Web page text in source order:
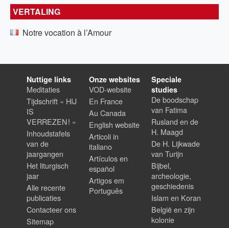
VERTALING
Notre vocation à l’Amour
Nuttige links
Meditaties
Tijdschrift « HIJ
IS
VERREZEN ! »
Inhoudstafels
van de
jaargangen
Het liturgisch
jaar
Alle recente
publicaties
Contacteer ons
Sitemap
Onze websites
VOD-website
En France
Au Canada
English website
Articoli in
italiano
Artículos en
español
Artigos em
Português
Speciale
studies
De boodschap
van Fatima
Rusland en de
H. Maagd
De H. Lijkwade
van Turijn
Bijbel,
archeologie,
geschiedenis
Islam en Koran
België en zijn
kolonie